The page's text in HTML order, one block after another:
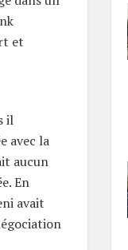
et
il
avec la
aucun
En
avait